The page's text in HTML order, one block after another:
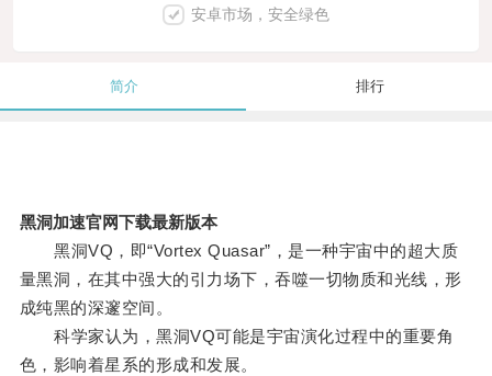
安卓市场，安全绿色
简介 排行
黑洞加速官网下载最新版本
黑洞VQ，即“Vortex Quasar”，是一种宇宙中的超大质
量黑洞，在其中强大的引力场下，吞噬一切物质和光线，形
成纯黑的深邃空间。
科学家认为，黑洞VQ可能是宇宙演化过程中的重要角
色，影响着星系的形成和发展。